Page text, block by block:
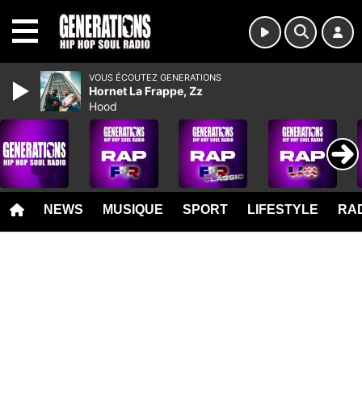
NEWS MUSIQUE SPORT LIFESTYLE
VOUS ÉCOUTEZ GENERATIONS
Hornet La Frappe, Zz
Hood